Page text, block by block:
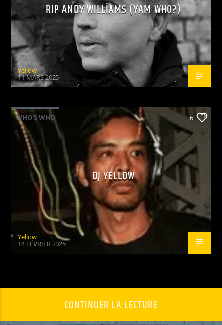
RIP ANDY WILLIAMS (YAM WHO?)
Yellow
11 MARS 2025
WHO'S WHO 6
DJ YELLOW
Yellow
14 FÉVRIER 2025
CONTINUER LA LECTURE